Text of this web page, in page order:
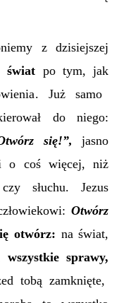
z dzisiejszej
świat po tym,jak
Już samo
doniego:
się!”,
jasno
coś więcej, niż
słuchu. Jezus
Otwórz
otwórz: na świat,
wszystkie sprawy,
tobą zamknięte,